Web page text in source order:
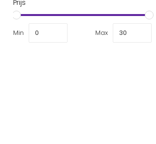
Prijs
Min Max